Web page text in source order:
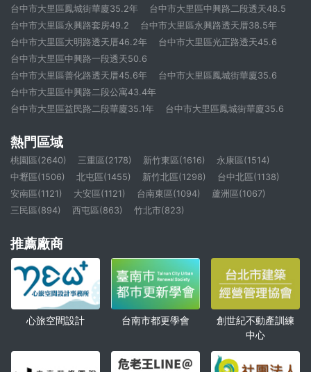
台中市大里區鳳城街華廈35.2年
台中市大里區中興路二段透天48.5
台中市大里區永興路套房49.2
台中市大里區永興路透天厝38.5年
台中市大里區大明路透天厝46.2年
台中市大里區光正路透天45.6
台中市大里區中興路一段透天50.6
台中市大里區善化路透天厝45.6年
台中市大里區鳳城街華廈35.6
台中市大里區中興路二段公寓43.4年
台中市大里區益民路二段華廈35.1年
台中市大里區鳳城街華廈35.6
熱門區域
桃園區(2640) 三重區(2178) 新竹東區(1616)
永康區(1514)
中壢區(1506)
北屯區(1455) 新竹北區(1298)
台中北區(1138)
安南區(1121)
大安區(1121) 台南東區(1094)
蘆洲區(1067)
三民區(894)
西屯區(863) 竹北市(823)
推薦廠商
心旅空間設計 台南市都更學會
創世紀不動產訓練
中心